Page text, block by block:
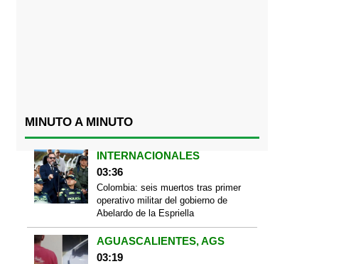
MINUTO A MINUTO
INTERNACIONALES
03:36
Colombia: seis muertos tras primer
operativo militar del gobierno de
Abelardo de la Espriella
AGUASCALIENTES, AGS
03:19